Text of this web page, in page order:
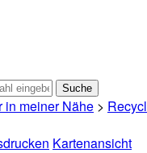
in meiner Nähe >
Kartenansicht